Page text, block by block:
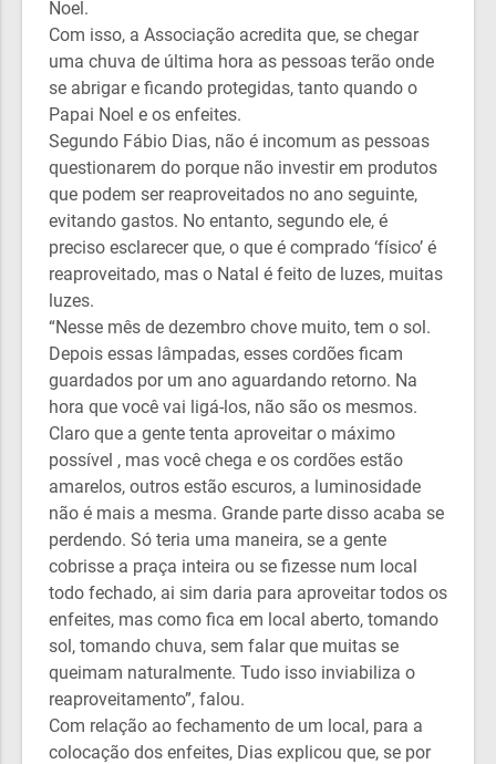
Noel.
Com isso, a Associação acredita que, se chegar
uma chuva de última hora as pessoas terão onde
se abrigar e ficando protegidas, tanto quando o
Papai Noel e os enfeites.
Segundo Fábio Dias, não é incomum as pessoas
questionarem do porque não investir em produtos
que podem ser reaproveitados no ano seguinte,
evitando gastos. No entanto, segundo ele, é
preciso esclarecer que, o que é comprado ‘físico’ é
reaproveitado, mas o Natal é feito de luzes, muitas
luzes.
“Nesse mês de dezembro chove muito, tem o sol.
Depois essas lâmpadas, esses cordões ficam
guardados por um ano aguardando retorno. Na
hora que você vai ligá-los, não são os mesmos.
Claro que a gente tenta aproveitar o máximo
possível , mas você chega e os cordões estão
amarelos, outros estão escuros, a luminosidade
não é mais a mesma. Grande parte disso acaba se
perdendo. Só teria uma maneira, se a gente
cobrisse a praça inteira ou se fizesse num local
todo fechado, ai sim daria para aproveitar todos os
enfeites, mas como fica em local aberto, tomando
sol, tomando chuva, sem falar que muitas se
queimam naturalmente. Tudo isso inviabiliza o
reaproveitamento”, falou.
Com relação ao fechamento de um local, para a
colocação dos enfeites, Dias explicou que, se por